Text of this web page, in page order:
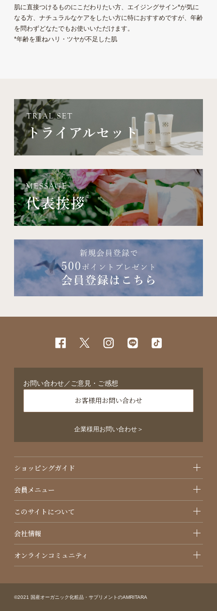
肌に直接つけるものにこだわりたい方、エイジングサイン*が気に
なる方、ナチュラルなケアをしたい方に特におすすめですが、年齢
を問わずどなたでもお使いいただけます。
*年齢を重ねハリ・ツヤが不足した肌
お問い合わせ／ご意見・ご感想
お客様用お問い合わせ
企業様用お問い合わせ＞
ショッピングガイド
会員メニュー
このサイトについて
会社情報
オンラインコミュニティ
©2021 国産オーガニック化粧品・サプリメントのAMRITARA